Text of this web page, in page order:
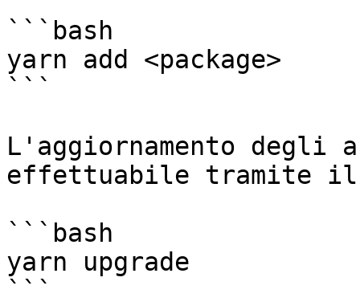
```bash
yarn add <package>
```
L'aggiornamento degli
effettuabile tramite il
```bash
yarn upgrade
```